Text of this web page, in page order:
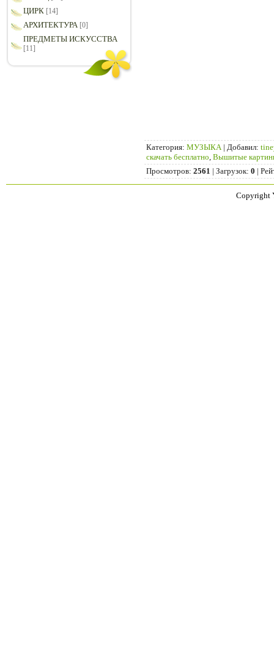
ЦИРК [14]
АРХИТЕКТУРА [0]
ПРЕДМЕТЫ ИСКУССТВА
[11]
Категория: МУЗЫКА | Добавил:
скачать бесплатно Вышитые
Просмотров: 2561 | Загрузок: 0 |
Copyright